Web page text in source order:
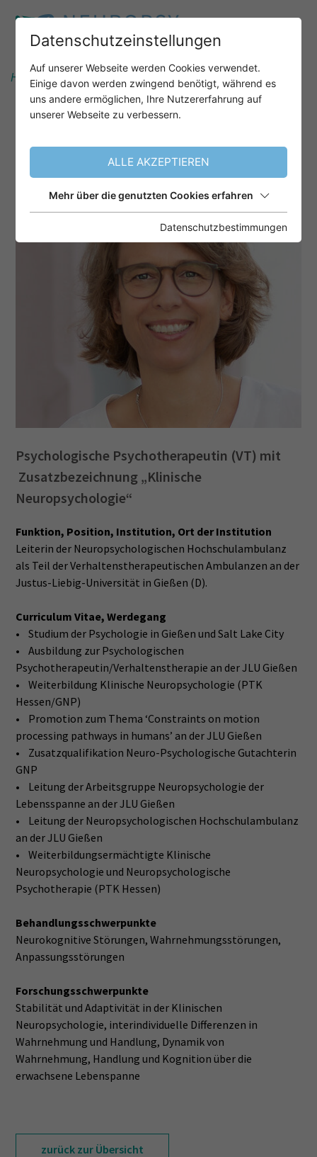
Home Informationen Referenten
Prof. Dr. Jutta Billino
PROF. DR. JUTTA BILLINO
Psychologische Psychotherapeutin (VT) mit
Zusatzbezeichnung „Klinische
Neuropsychologie“
Funktion, Position, Institution, Ort der Institution
Leiterin der Neuropsychologischen Hochschulambulanz
als Teil der Verhaltenstherapeutischen Ambulanzen an der
Justus-Liebig-Universität in Gießen (D).
Curriculum Vitae, Werdegang
• Studium der Psychologie in Gießen und Salt Lake City
• Ausbildung zur Psychologischen
Psychotherapeutin/Verhaltenstherapie an der JLU Gießen
• Weiterbildung Klinische Neuropsychologie (PTK
Hessen/GNP)
• Promotion zum Thema ‘Constraints on motion
processing pathways in humans’ an der JLU Gießen
• Zusatzqualifikation Neuro-Psychologische Gutachterin
GNP
• Leitung der Arbeitsgruppe Neuropsychologie der
Lebensspanne an der JLU Gießen
• Leitung der Neuropsychologischen Hochschulambulanz
an der JLU Gießen
• Weiterbildungsermächtigte Klinische
Neuropsychologie und Neuropsychologische
Psychotherapie (PTK Hessen)
Behandlungsschwerpunkte
Neurokognitive Störungen, Wahrnehmungsstörungen,
Anpassungsstörungen
Forschungsschwerpunkte
Stabilität und Adaptivität in der Klinischen
Neuropsychologie, interindividuelle Differenzen in
Wahrnehmung und Handlung, Dynamik von
Wahrnehmung, Handlung und Kognition über die
erwachsene Lebenspanne
zurück zur Übersicht
Datenschutzeinstellungen
Auf unserer Webseite werden Cookies verwendet.
Einige davon werden zwingend benötigt, während es
uns andere ermöglichen, Ihre Nutzererfahrung auf
unserer Webseite zu verbessern.
ALLE AKZEPTIEREN
Mehr über die genutzten Cookies erfahren
Datenschutzbestimmungen